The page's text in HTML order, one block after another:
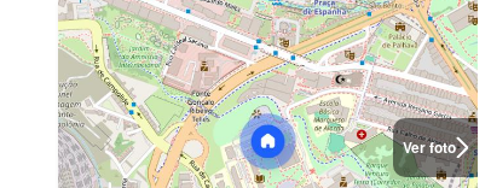
Ver foto